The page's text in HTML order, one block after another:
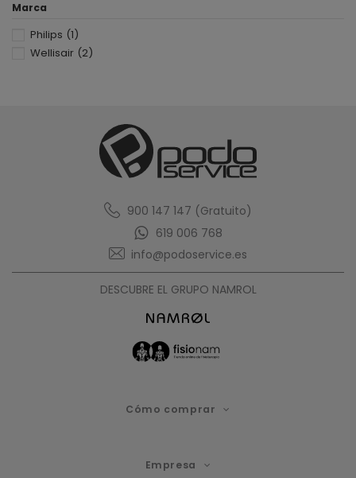
Marca
Philips (1)
Wellisair (2)
900 147 147 (Gratuito)
619 006 768
info@podoservice.es
DESCUBRE EL GRUPO NAMROL
Cómo comprar
Empresa